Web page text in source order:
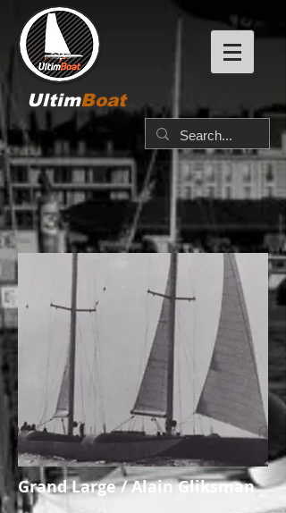
UltimBoat
Grand Large / Alain Gliksman